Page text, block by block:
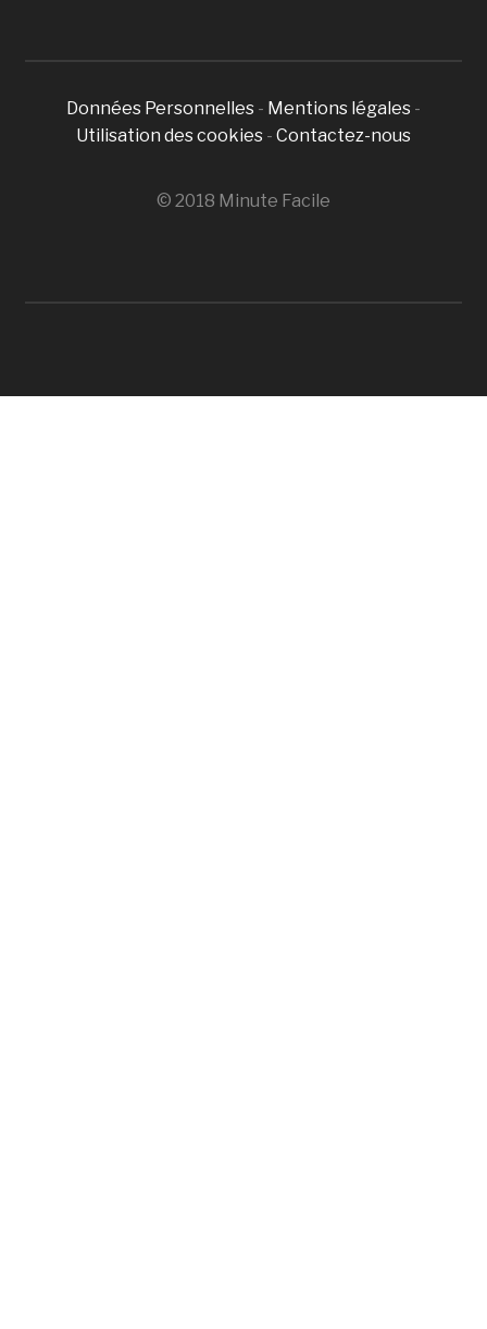
Données Personnelles - Mentions légales -
Utilisation des cookies - Contactez-nous
© 2018 Minute Facile